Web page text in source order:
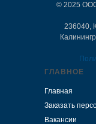
ГЛАВНОЕ
Главная
Заказать
Вакансии
© 2025
236040,